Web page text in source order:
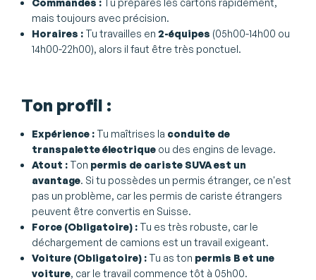
mais toujours avec précision.
Horaires : Tu travailles en 2-équipes (05h00-14h00 ou
14h00-22h00), alors il faut être très ponctuel.
Ton profil :
Expérience : Tu maîtrises la conduite de
transpalette électrique ou des engins de levage.
Atout : Ton permis de cariste SUVA est un
avantage. Si tu possèdes un permis étranger, ce n'est
pas un problème, car les permis de cariste étrangers
peuvent être convertis en Suisse.
Force (Obligatoire) : Tu es très robuste, car le
déchargement de camions est un travail exigeant.
Voiture (Obligatoire) : Tu as ton permis B et une
voiture, car le travail commence tôt à 05h00.